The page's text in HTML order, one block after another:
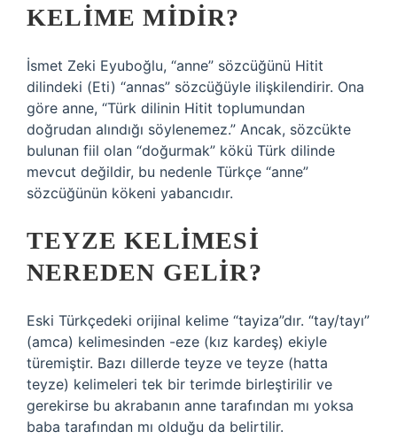
KELIME MIDIR?
İsmet Zeki Eyuboğlu, “anne” sözcüğünü Hitit
dilindeki (Eti) “annas” sözcüğüyle ilişkilendirir. Ona
göre anne, “Türk dilinin Hitit toplumundan
doğrudan alındığı söylenemez.” Ancak, sözcükte
bulunan fiil olan “doğurmak” kökü Türk dilinde
mevcut değildir, bu nedenle Türkçe “anne”
sözcüğünün kökeni yabancıdır.
TEYZE KELIMESI
NEREDEN GELIR?
Eski Türkçedeki orijinal kelime “tayiza”dır. “tay/tayı”
(amca) kelimesinden -eze (kız kardeş) ekiyle
türemiştir. Bazı dillerde teyze ve teyze (hatta
teyze) kelimeleri tek bir terimde birleştirilir ve
gerekirse bu akrabanın anne tarafından mı yoksa
baba tarafından mı olduğu da belirtilir.